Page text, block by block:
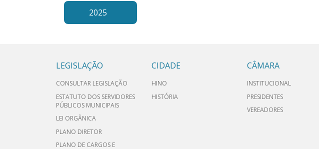
2025
LEGISLAÇÃO
CONSULTAR LEGISLAÇÃO
ESTATUTO DOS SERVIDORES
PÚBLICOS MUNICIPAIS
LEI ORGÂNICA
PLANO DIRETOR
PLANO DE CARGOS E
CIDADE
HINO
HISTÓRIA
CÂMARA
INSTITUCIONAL
PRESIDENTES
VEREADORES